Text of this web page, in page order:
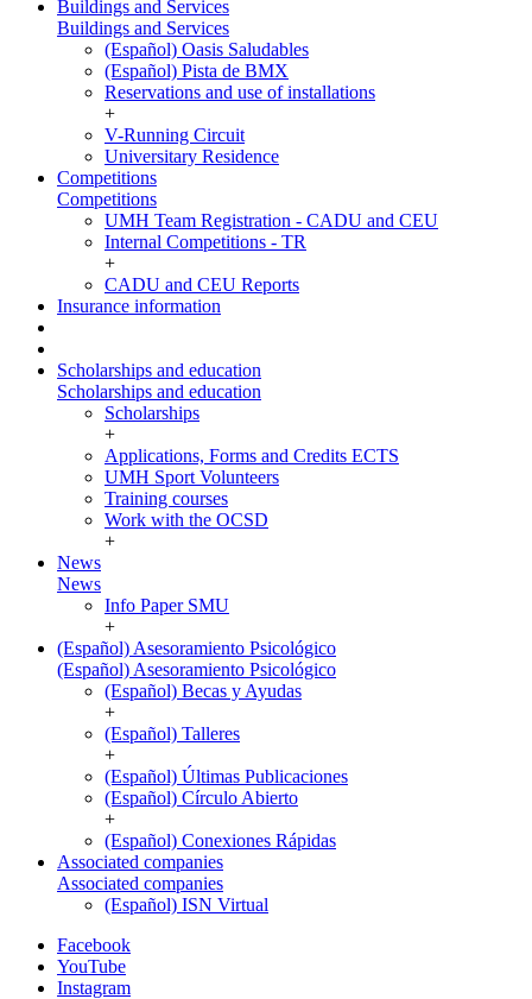
Buildings and Services
Buildings and Services
(Español) Oasis Saludables
(Español) Pista de BMX
Reservations and use of installations
+
V-Running Circuit
Universitary Residence
Competitions
Competitions
UMH Team Registration - CADU and CEU
Internal Competitions - TR
+
CADU and CEU Reports
Insurance information
Scholarships and education
Scholarships and education
Scholarships
+
Applications, Forms and Credits ECTS
UMH Sport Volunteers
Training courses
Work with the OCSD
+
News
News
Info Paper SMU
+
(Español) Asesoramiento Psicológico
(Español) Asesoramiento Psicológico
(Español) Becas y Ayudas
+
(Español) Talleres
+
(Español) Últimas Publicaciones
(Español) Círculo Abierto
+
(Español) Conexiones Rápidas
Associated companies
Associated companies
(Español) ISN Virtual
Facebook
YouTube
Instagram